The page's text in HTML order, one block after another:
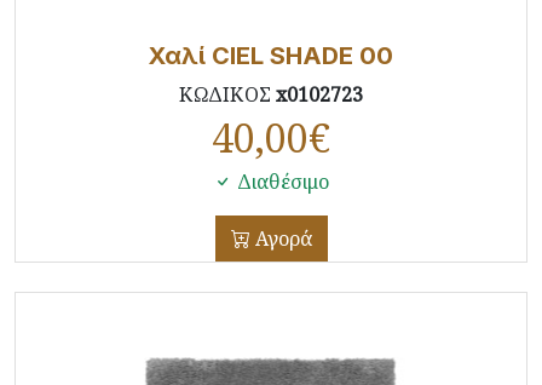
Χαλί CIEL SHADE 00
ΚΩΔΙΚΟΣ x0102723
40,00€
Διαθέσιμο
Αγορά